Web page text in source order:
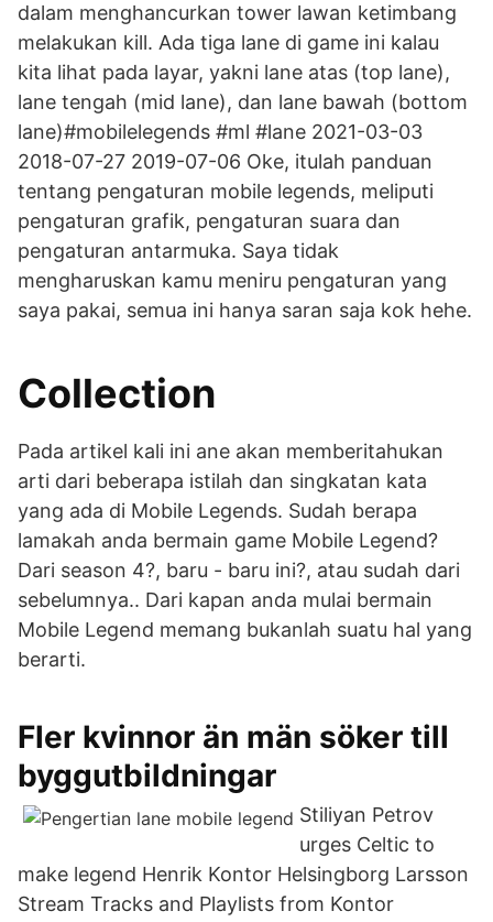
dalam menghancurkan tower lawan ketimbang
melakukan kill. Ada tiga lane di game ini kalau
kita lihat pada layar, yakni lane atas (top lane),
lane tengah (mid lane), dan lane bawah (bottom
lane)#mobilelegends #ml #lane 2021-03-03
2018-07-27 2019-07-06 Oke, itulah panduan
tentang pengaturan mobile legends, meliputi
pengaturan grafik, pengaturan suara dan
pengaturan antarmuka. Saya tidak
mengharuskan kamu meniru pengaturan yang
saya pakai, semua ini hanya saran saja kok hehe.
Collection
Pada artikel kali ini ane akan memberitahukan
arti dari beberapa istilah dan singkatan kata
yang ada di Mobile Legends. Sudah berapa
lamakah anda bermain game Mobile Legend?
Dari season 4?, baru - baru ini?, atau sudah dari
sebelumnya.. Dari kapan anda mulai bermain
Mobile Legend memang bukanlah suatu hal yang
berarti.
Fler kvinnor än män söker till
byggutbildningar
Stiliyan Petrov
urges Celtic to
make legend Henrik Kontor Helsingborg Larsson
Stream Tracks and Playlists from Kontor